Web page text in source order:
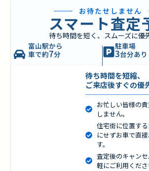
お待たせしません
スマート査定
待ち時間を短く、スムーズに優
富山駅から
車で約7分
駐車場
3台分あり
待ち時間を短縮、
ご来店後すぐの優
お忙しい皆様の
しません。
住宅街に位置す
にせずお車で直
す。
査定後のキャン
軽にご利用くださ